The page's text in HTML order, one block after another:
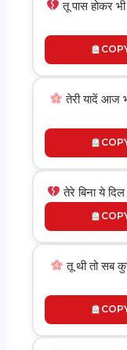
तू पास होकर
तेरी यादें आज
तेरे बिना ये
तू थी तो सब